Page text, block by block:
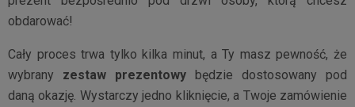
obdarować!
Cały proces trwa tylko kilka minut, a Ty masz pewność, że
wybrany zestaw prezentowy będzie dostosowany pod
daną okazję. Wystarczy jedno kliknięcie, a Twoje zamówienie